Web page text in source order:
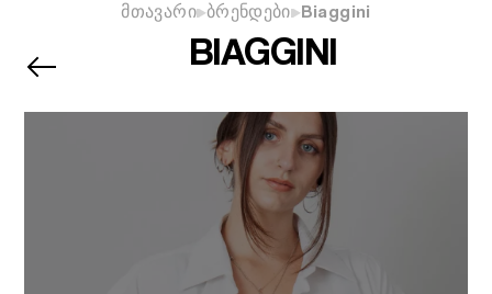
მთავარი ბრენდები Biaggini
BIAGGINI